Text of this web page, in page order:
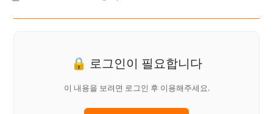
🔒 로그인이 필요합니다
이 내용을 보려면 로그인 후 이용해주세요.